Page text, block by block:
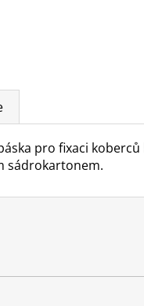
pro fixaci
sádrokartonem.